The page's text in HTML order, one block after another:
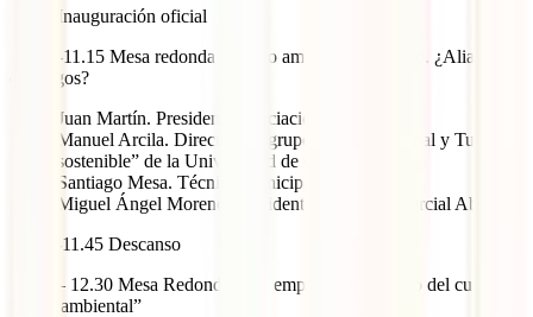
10.00 Inauguración oficial
10.30 -11.15 Mesa redonda “Medio ambiente y turismo. ¿Aliados o
enemigos?
Juan Martín. Presidente Asociación Salarte
Manuel Arcila. Director del grupo “Cambio global y Turismo
sostenible” de la Universidad de Cádiz.
Santiago Mesa. Técnico municipal de Fomento
Miguel Ángel Moreno. Presidente Centro Comercial Abierto
11.15 -11.45 Descanso
11.45 – 12.30 Mesa Redonda: “La empresa ante el reto del cuidado
medio ambiental”